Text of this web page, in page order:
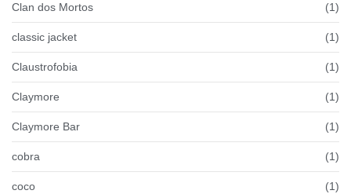
Clan dos Mortos (1)
classic jacket (1)
Claustrofobia (1)
Claymore (1)
Claymore Bar (1)
cobra (1)
coco (1)